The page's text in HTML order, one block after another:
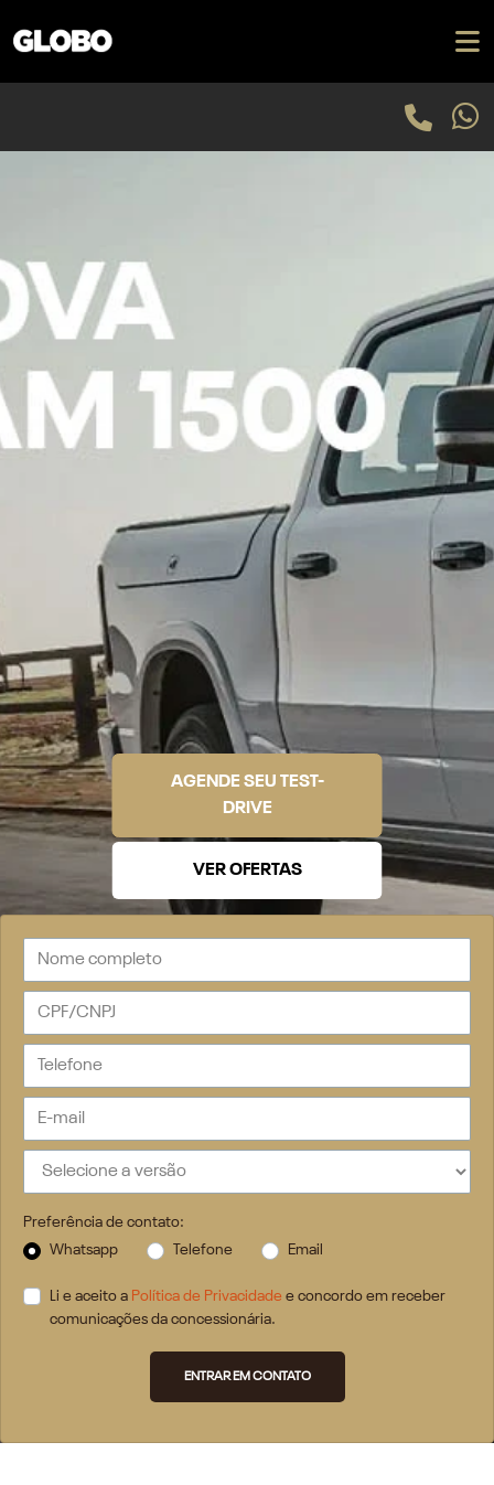
Preferência de contato:
Whatsapp
Telefone Email
Li e aceito a Política de Privacidade e concordo em receber
comunicações da concessionária.
ENTRAR EM CONTATO
AGENDE SEU TEST-
DRIVE
VER OFERTAS